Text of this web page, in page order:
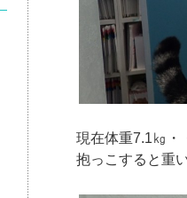
現在体重7.1㎏・
抱っこすると重